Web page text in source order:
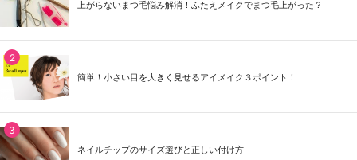
上がらないまつ毛悩み解消！ふたえメイクでまつ毛上がった？
簡単！小さい目を大きく見せるアイメイク３ポイント！
ネイルチップのサイズ選びと正しい付け方